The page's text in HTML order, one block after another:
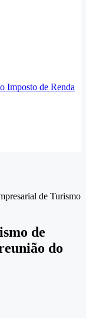
Imposto de Renda
de Turismo
de
do